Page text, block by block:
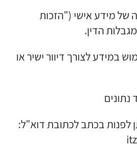
של מידע אישי ("הזכות
הדין.
במידע לצורך דיוור ישיר או
נתונים
לפנות בכתב לכתובת דוא"ל: